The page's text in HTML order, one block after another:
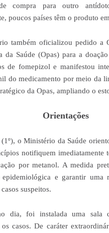
compra para outro
poucos países têm o produto
também oficializou pedido a
da Saúde (Opas) para a
de fomepizol e manifestou
do medicamento por meio da
da Opas, ampliando o
Orientações
o Ministério da Saúde
notifiquem imediatamente
por metanol. A medida
e garantir uma
suspeitos.
dia, foi instalada uma sala
casos. De caráter